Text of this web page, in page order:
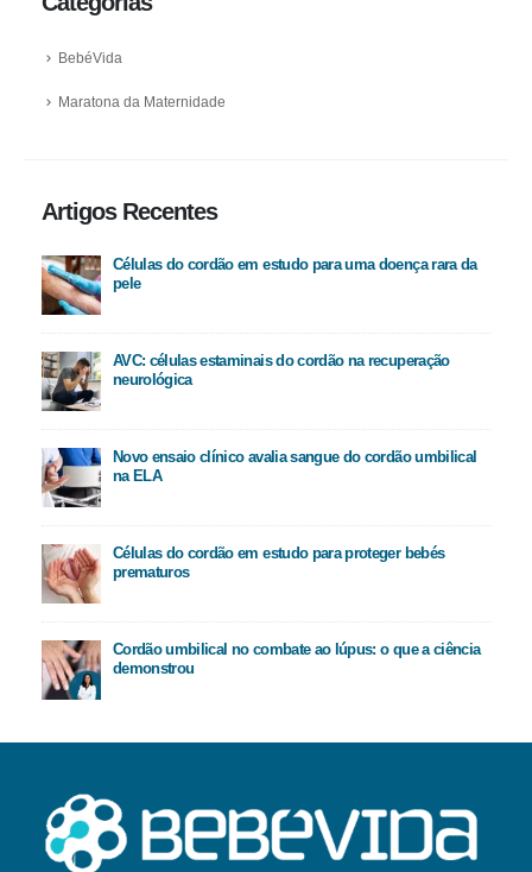
BebéVida
Maratona da Maternidade
Artigos Recentes
Células do cordão em estudo para uma doença rara da
pele
AVC: células estaminais do cordão na recuperação
neurológica
Novo ensaio clínico avalia sangue do cordão umbilical
na ELA
Células do cordão em estudo para proteger bebés
prematuros
Cordão umbilical no combate ao lúpus: o que a ciência
demonstrou